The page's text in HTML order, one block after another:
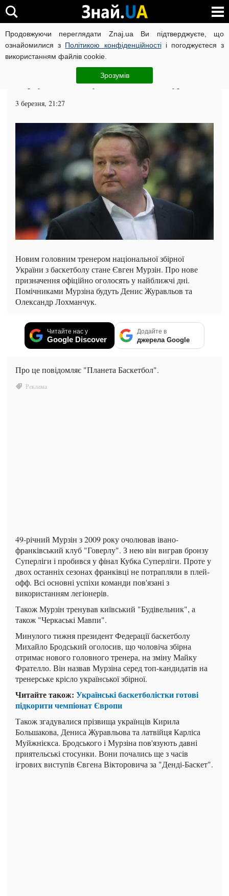
Продовжуючи переглядати Znaj.ua Ви підтверджуєте, що
ознайомилися з Політикою конфіденційностіі погоджуєтеся з
використанням файлів cookie.
Зрозумів
ВІЙНА РОСІЇ ПРОТИ УКРАЇНИ КОРОНАВІРУС В УКРАЇНІ
ЧИТАТЬ НА РУССКОМ
Збірну з баскетболу очолить Євген Мурзін
3 березня, 21:27
Новим головним тренером національної збірної
України з баскетболу стане Євген Мурзін. Про нове
призначення офіційно оголосять у найближчі дні.
Помічниками Мурзіна будуть Денис Журавльов та
Олександр Лохманчук.
Читайте нас у
Google Discover
Додайте в
джерела Google
Про це повідомляє "Планета Баскетбол".
49-річний Мурзін з 2009 року очолював івано-
франківський клуб "Говерлу". З нею він виграв бронзу
Суперліги і пробився у фінал Кубка Суперліги. Проте у
двох останніх сезонах франківці не потрапляли в плей-
офф. Всі основні успіхи команди пов'язані з
використанням легіонерів.
Також Мурзін тренував київський "Будівельник", а
також "Черкаські Мавпи".
Минулого тижня президент Федерації баскетболу
Михайло Бродський оголосив, що чоловіча збірна
отримає нового головного тренера, на зміну Майку
Фрателло. Він назвав Мурзіна серед топ-кандидатів на
тренерське крісло української збірної.
Читайте також: Українські баскетболістки готові
підкорити чемпіонат Європи
Також згадувалися прізвища українців Кирила
Большакова, Дениса Журавльова та латвійця Карліса
Муйжнієкса. Бродського і Мурзіна пов'язують давні
приятельські стосунки. Вони почались ще з часів
ігрових виступів Євгена Вікторовича за "Денді-Баскет".